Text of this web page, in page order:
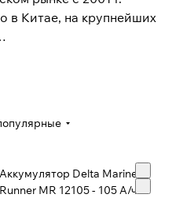
в Китае, на крупнейших
- это
для источников
систем,
и других сфер.
Аккумулятор Delta Marine
Runner MR 12105 - 105 А/ч -